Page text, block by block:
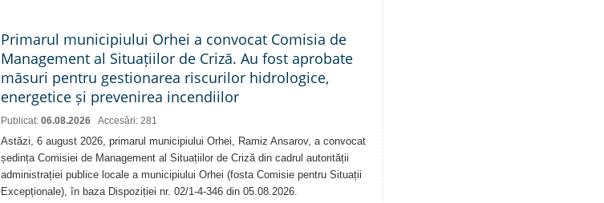
Primarul municipiului Orhei a convocat Comisia de
Management al Situațiilor de Criză. Au fost aprobate
măsuri pentru gestionarea riscurilor hidrologice,
energetice și prevenirea incendiilor
Publicat: 06.08.2026 Accesări: 281
Astăzi, 6 august 2026, primarul municipiului Orhei, Ramiz Ansarov, a convocat
ședința Comisiei de Management al Situațiilor de Criză din cadrul autorității
administrației publice locale a municipiului Orhei (fosta Comisie pentru Situații
Excepționale), în baza Dispoziției nr. 02/1-4-346 din 05.08.2026.